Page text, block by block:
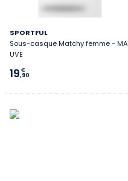
SPORTFUL
Sous-casque Matchy femme - MA
UVE
19,90
€